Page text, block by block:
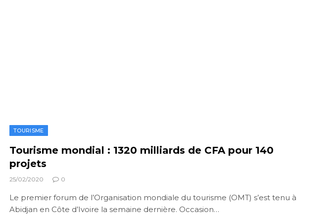
TOURISME
Tourisme mondial : 1320 milliards de CFA pour 140
projets
25/02/2020 0
Le premier forum de l’Organisation mondiale du tourisme (OMT) s’est tenu à
Abidjan en Côte d’Ivoire la semaine dernière. Occasion…